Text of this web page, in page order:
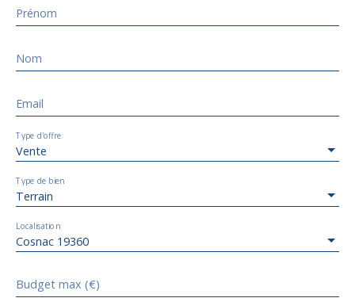
Prénom
Nom
Email
Vente
Type d'offre
Terrain
Type de bien
Cosnac 19360
Localisation
Budget max (€)